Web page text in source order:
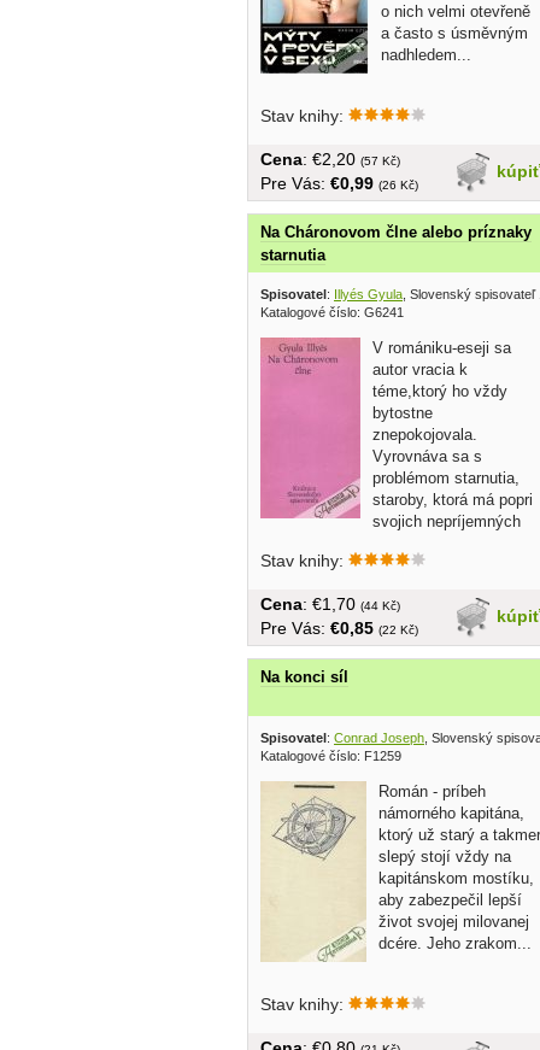
o nich velmi otevřeně
a často s úsměvným
nadhledem...
Stav knihy:
kúpiť
Cena: €2,20 (57 Kč)
Pre Vás: €0,99 (26 Kč)
Na Cháronovom člne alebo príznaky
starnutia
Spisovatel: Illyés Gyula , Slovenský spisovateľ
Katalogové číslo: G6241
V romániku-eseji sa
autor vracia k
téme,ktorý ho vždy
bytostne
znepokojovala.
Vyrovnáva sa s
problémom starnutia,
staroby, ktorá má popri
svojich nepríjemných
Stav knihy:
kúpiť
Cena: €1,70 (44 Kč)
Pre Vás: €0,85 (22 Kč)
Na konci síl
Spisovatel : Conrad Joseph , Slovenský
Katalogové číslo: F1259
Román - príbeh
námorného kapitána,
ktorý už starý a takmer
slepý stojí vždy na
kapitánskom mostíku,
aby zabezpečil lepší
život svojej milovanej
dcére. Jeho zrakom...
Stav knihy: